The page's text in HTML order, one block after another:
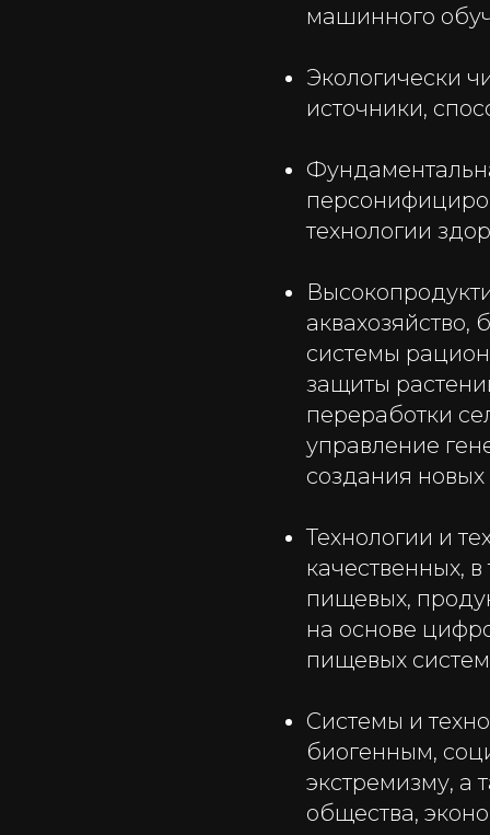
машинного
Экологически
источники,
технологии
аквахозяйство,
системы
защиты
переработки
управление
создания новых
Технологии и
качественных,
пищевых,
на основе
пищевых систем
Системы и
биогенным,
экстремизму, а
общества,